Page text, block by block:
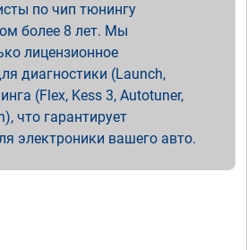
по чип тюнингу
более 8 лет. Мы
лицензионное
диагностики (Launch,
(Flex, Kess 3, Autotuner,
что гарантирует
электроники вашего авто.